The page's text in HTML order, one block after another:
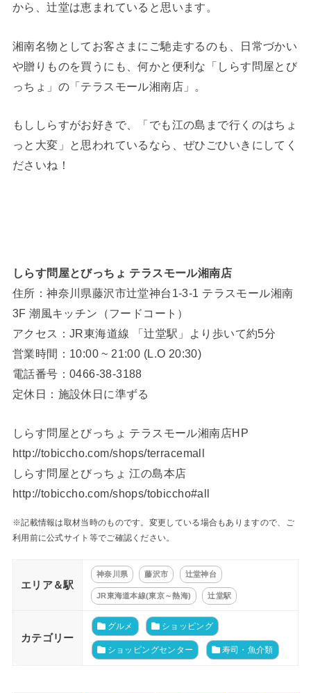
から、辻堂は恵まれていると思います。
湘南名物としてお客さまにご馳走するのも、日常づかい
や贈りものを買うにも、何かと便利な「しらす問屋とび
っちょ」の「テラスモール湘南店」。
もししらすがお好きで、「でも江の島まで行くのはちょ
っと大変」と思われているなら、ぜひごひいきにしてく
ださいね！
しらす問屋とびっちょ テラスモール湘南店
住所：神奈川県藤沢市辻堂神台1-3-1 テラスモール湘南
3F 潮風キッチン（フードコート）
アクセス：JR東海道線 「辻堂駅」より歩いて約5分
営業時間：10:00 ~ 21:00 (L.O 20:30)
電話番号：0466-38-3188
定休日：施設休日に準ずる
しらす問屋とびっちょ テラスモール湘南店HP
http://tobiccho.com/shops/terracemall
しらす問屋とびっちょ 江の島本店
http://tobiccho.com/shops/tobiccho#all
※記載情報は取材当時のものです。変更している場合もありますので、ご
利用前に公式サイト等でご確認ください。
エリア＆駅
神奈川県 藤沢市 辻堂神台
JR東海道本線(東京～熱海) 辻堂駅
カテゴリー
グルメ ショッピング
ショッピングセンター 寿司・魚介類